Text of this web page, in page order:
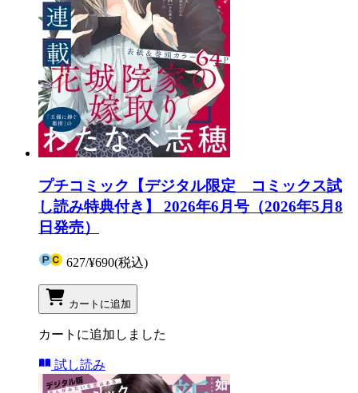
プチコミック【デジタル限定 コミックス試
し読み特典付き】 2026年6月号（2026年5月8
日発売）
627/¥690(税込)
カートに追加
カートに追加しました
試し読み